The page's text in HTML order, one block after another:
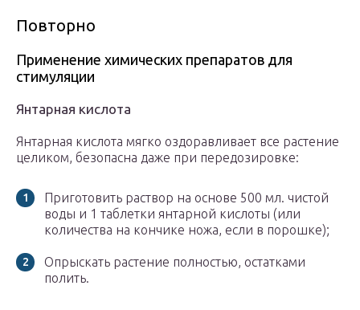
Повторно
Применение химических препаратов для
стимуляции
Янтарная кислота
Янтарная кислота мягко оздоравливает все растение
целиком, безопасна даже при передозировке:
Приготовить раствор на основе 500 мл. чистой
воды и 1 таблетки янтарной кислоты (или
количества на кончике ножа, если в порошке);
Опрыскать растение полностью, остатками
полить.